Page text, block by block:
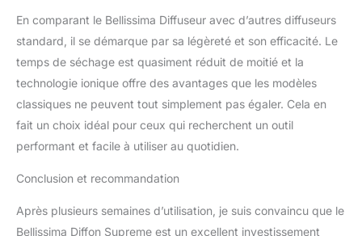
type de cheveux pour en
prendre soin et révéler
leur plus belle nature
En comparant le Bellissima Diffuseur avec d’autres diffuseurs
standard, il se démarque par sa légèreté et son efficacité. Le
temps de séchage est quasiment réduit de moitié et la
technologie ionique offre des avantages que les modèles
classiques ne peuvent tout simplement pas égaler. Cela en
fait un choix idéal pour ceux qui recherchent un outil
performant et facile à utiliser au quotidien.
Conclusion et recommandation
Après plusieurs semaines d’utilisation, je suis convaincu que le
Bellissima Diffon Supreme est un excellent investissement